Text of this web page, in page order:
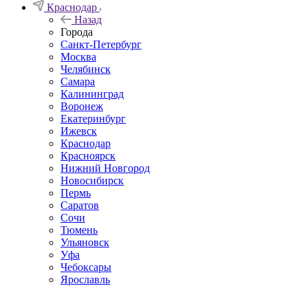
Краснодар
Назад
Города
Санкт-Петербург
Москва
Челябинск
Самара
Калининград
Воронеж
Екатеринбург
Ижевск
Краснодар
Красноярск
Нижний Новгород
Новосибирск
Пермь
Саратов
Сочи
Тюмень
Ульяновск
Уфа
Чебоксары
Ярославль